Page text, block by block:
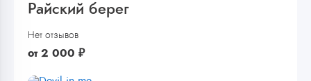
Райский берег
Нет отзывов
от 2 000 ₽